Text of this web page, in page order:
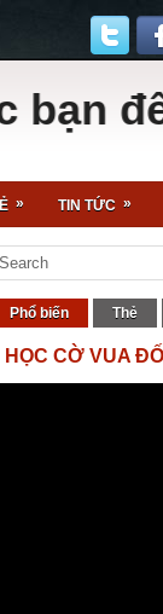
đến
» TIN TỨC »
Phổ biến Thẻ
HỌC CỜ VUA